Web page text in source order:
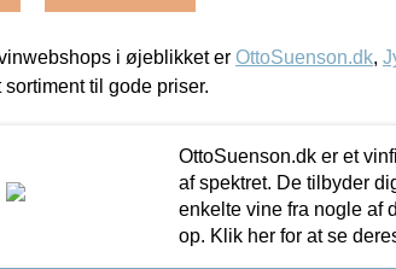
i øjeblikket er OttoSuenson.dk,
til gode priser.
OttoSuenson.dk er et
af spektret. De tilbyder
enkelte vine fra nogle af
op. Klik her for at se